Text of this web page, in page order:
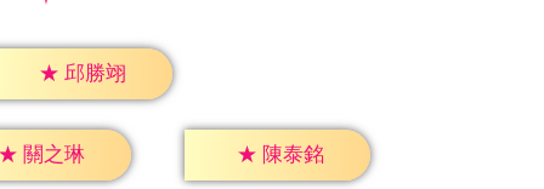
★ 邱勝翊
關之琳 ★ 陳泰銘